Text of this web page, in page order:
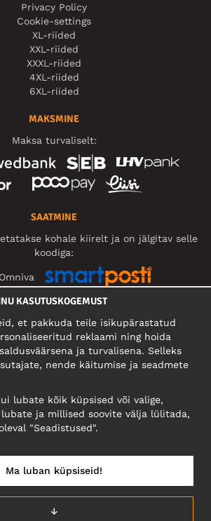
Privacy Policy
Cookie-settings
XL-riided
XXL-riided
XXXL-riided
4XL-riided
6XL-riided
MAKSMINE
Maksa turvaliselt:
SAATMINE
kohale kiirelt ja on jälgitav selle
koodiga:
FIRMA
tn 9, EE-13525 Tallinn
KMKR: EE102960721
EESTI/EESTI KEEL
KASUTUSKOGEMUST
et pakkuda teile isikupärastatud
reklaami ning hoida
ja turvalisena. Selleks
nende käitumise ja seadmete
lubate kõik küpsised või valige,
ja millised soovite välja lülitada,
"Seadistused".
↓
Ma luban küpsiseid!